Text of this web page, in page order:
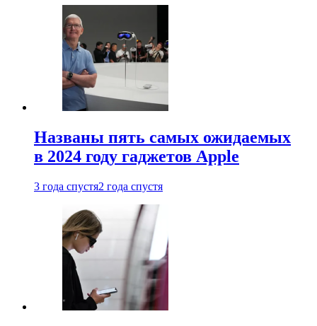
Названы пять самых ожидаемых
в 2024 году гаджетов Apple
3 года спустя2 года спустя